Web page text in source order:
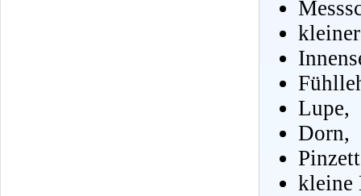
Lupe,
Dorn,
kleine